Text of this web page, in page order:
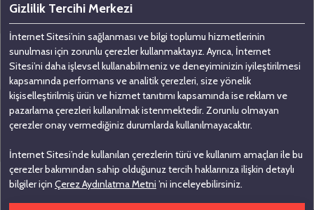
Bizimle iletişime geçin
Koç Holding A.Ş
Nakkaştepe, Azizbey Sokak, No: 1,
Kuzguncuk 34674, İstanbul
0 (216) 531 00 00
0 (216) 531 00 99
Gizlilik Tercihi Merkezi
İnternet Sitesi’nin sağlanması ve bilgi toplumu hizmetlerinin
sunulması için zorunlu çerezler kullanmaktayız. Ayrıca, İnternet
Sitesi’ni daha işlevsel kullanabilmeniz ve deneyiminizin iyileştirilmesi
kapsamında performans ve analitik çerezleri, size yönelik
kişiselleştirilmiş ürün ve hizmet tanıtımı kapsamında ise reklam ve
pazarlama çerezleri kullanılmak istenmektedir. Zorunlu olmayan
çerezler onay vermediğiniz durumlarda kullanılmayacaktır.
İnternet Sitesi’nde kullanılan çerezlerin türü ve kullanım amaçları ile bu
çerezler bakımından sahip olduğunuz tercih haklarınıza ilişkin detaylı
bilgiler için Çerez Aydınlatma Metni ’ni inceleyebilirsiniz.